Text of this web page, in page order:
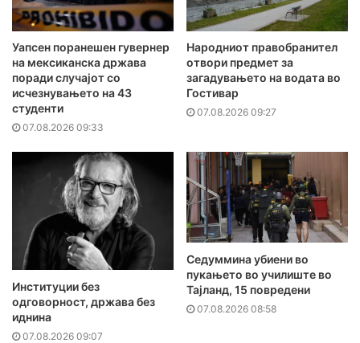
Уапсен поранешен гувернер
на мексиканска држава
поради случајот со
исчезнувањето на 43
студенти
07.08.2026 09:33
Народниот правобранител
отвори предмет за
загадувањето на водата во
Гостивар
07.08.2026 09:27
Институции без
одговорност, држава без
иднина
07.08.2026 09:07
Седуммина убиени во
пукањето во училиште во
Тајланд, 15 повредени
07.08.2026 08:58